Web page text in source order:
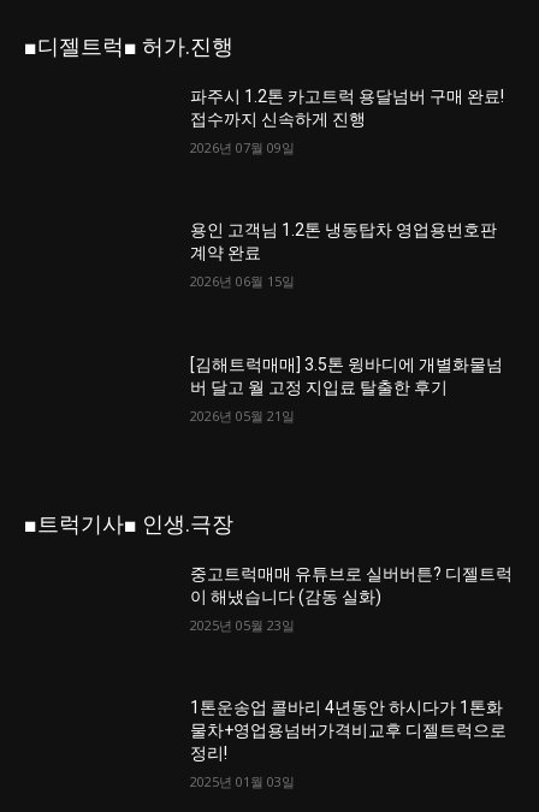
■디젤트럭■ 허가.진행
파주시 1.2톤 카고트럭 용달넘버 구매 완료!
접수까지 신속하게 진행
2026년 07월 09일
용인 고객님 1.2톤 냉동탑차 영업용번호판
계약 완료
2026년 06월 15일
[김해트럭매매] 3.5톤 윙바디에 개별화물넘
버 달고 월 고정 지입료 탈출한 후기
2026년 05월 21일
■트럭기사■ 인생.극장
중고트럭매매 유튜브로 실버버튼? 디젤트럭
이 해냈습니다 (감동 실화)
2025년 05월 23일
1톤운송업 콜바리 4년동안 하시다가 1톤화
물차+영업용넘버가격비교후 디젤트럭으로
정리!
2025년 01월 03일